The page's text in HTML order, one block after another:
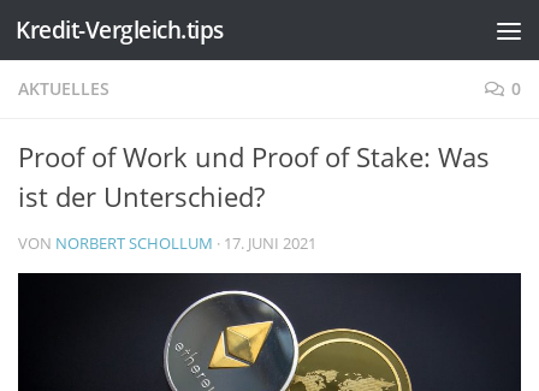
Zum Inhalt springen
Kredit-Vergleich.tips
AKTUELLES 0
Proof of Work und Proof of Stake: Was
ist der Unterschied?
VON NORBERT SCHOLLUM · 17. JUNI 2021